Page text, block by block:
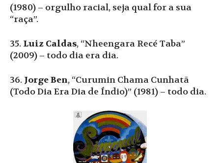
(1980) – orgulho racial, seja qual for a sua
“raça”.
35. Luiz Caldas, “Nheengara Recé Taba”
(2009) – todo dia era dia.
36. Jorge Ben, “Curumin Chama Cunhatã
(Todo Dia Era Dia de Índio)” (1981) – todo dia.